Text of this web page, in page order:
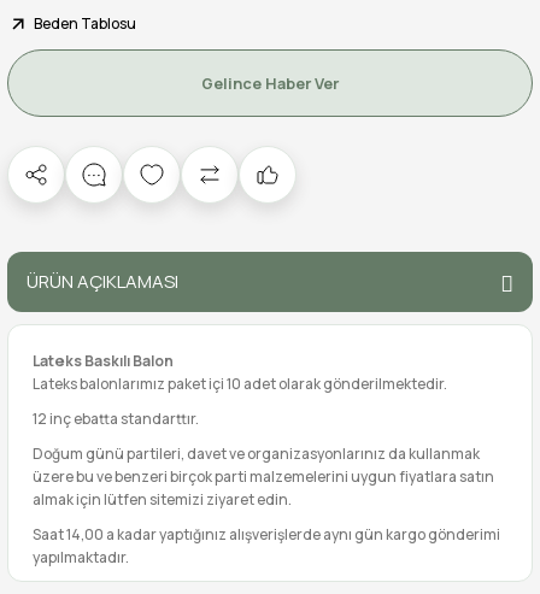
Beden Tablosu
Gelince Haber Ver
ÜRÜN AÇIKLAMASI
Lateks Baskılı Balon
Lateks balonlarımız paket içi 10 adet olarak gönderilmektedir.
12 inç ebatta standarttır.
Doğum günü partileri, davet ve organizasyonlarınız da kullanmak
üzere bu ve benzeri birçok parti malzemelerini uygun fiyatlara satın
almak için lütfen sitemizi ziyaret edin.
Saat 14,00 a kadar yaptığınız alışverişlerde aynı gün kargo gönderimi
yapılmaktadır.